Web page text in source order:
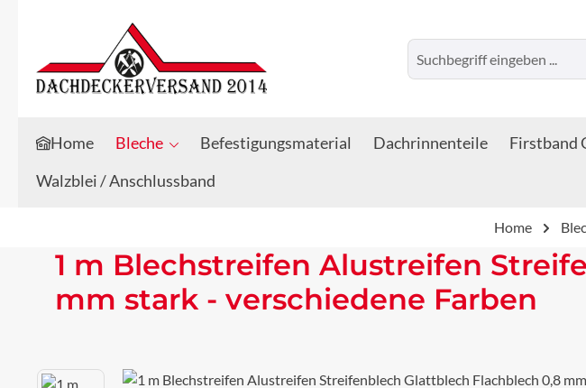
Zum Hauptinhalt springen
Zur Suche springen
Home Bleche Befestigungsmaterial Dachrinnenteile Firstband
Walzblei / Anschlussband
Home
1 m Blechstreifen Alustreifen
mm stark - verschiedene Farben
Bildergalerie überspringen